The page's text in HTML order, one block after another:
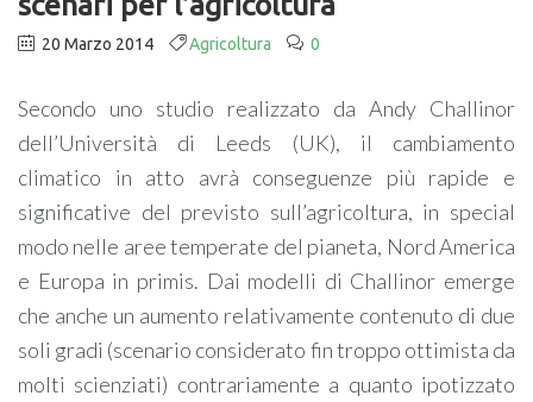
20 Marzo 2014 Agricoltura 0
Secondo uno studio realizzato da Andy Challinor
dell’Università di Leeds (UK), il cambiamento
climatico in atto avrà conseguenze più rapide e
significative del previsto sull’agricoltura, in special
modo nelle aree temperate del pianeta, Nord America
e Europa in primis. Dai modelli di Challinor emerge
che anche un aumento relativamente contenuto di due
soli gradi (scenario considerato fin troppo ottimista da
molti scienziati) contrariamente a quanto ipotizzato